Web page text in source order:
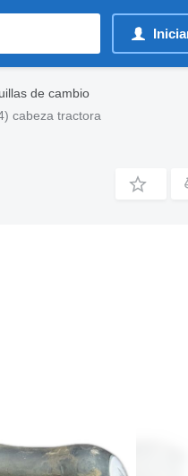
de cambio
cabeza tractora